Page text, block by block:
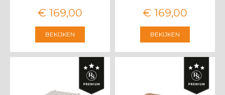
€ 169,00
BEKIJKEN
€ 169,00
BEKIJKEN